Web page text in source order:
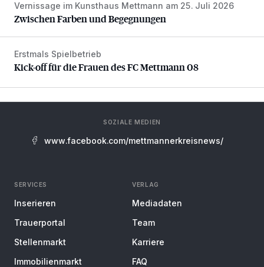
Zwischen Farben und Begegnungen
Vernissage im Kunsthaus Mettmann am 25. Juli 2026
Zwischen Farben und Begegnungen
Kick-off für die Frauen des FC Mettmann 08
Erstmals Spielbetrieb
Kick-off für die Frauen des FC Mettmann 08
SOZIALE MEDIEN
www.facebook.com/mettmannerkreisnews/
SERVICES
Inserieren
Trauerportal
Stellenmarkt
Immobilienmarkt
VERLAG
Mediadaten
Team
Karriere
FAQ